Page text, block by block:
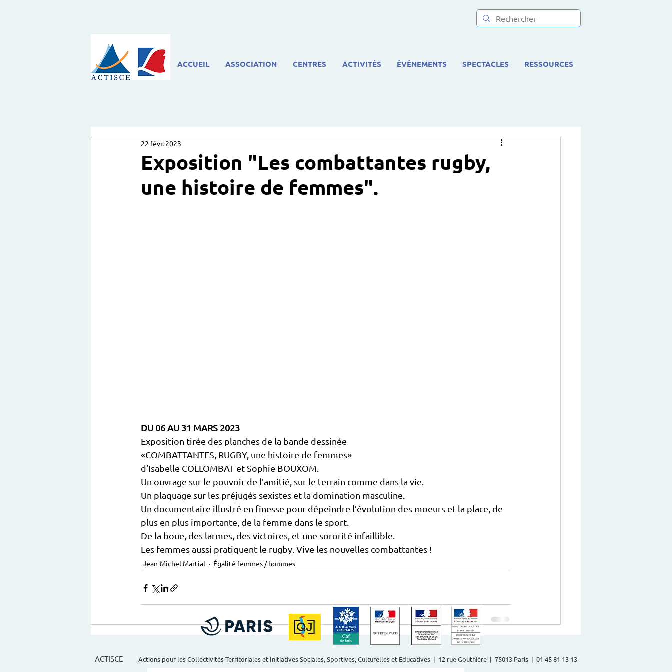
ACCUEIL ASSOCIATION CENTRES ACTIVITÉS ÉVÉNEMENTS SPECTACLES RESSOURCES
Exposition "Les combattantes rugby,
une histoire de femmes".
22 févr. 2023
DU 06 AU 31 MARS 2023
Exposition tirée des planches de la bande dessinée
«COMBATTANTES, RUGBY, une histoire de femmes»
d’Isabelle COLLOMBAT et Sophie BOUXOM.
Un ouvrage sur le pouvoir de l’amitié, sur le terrain comme dans la vie.
Un plaquage sur les préjugés sexistes et la domination masculine.
Un documentaire illustré en finesse pour dépeindre l’évolution des moeurs et la place, de
plus en plus importante, de la femme dans le sport.
De la boue, des larmes, des victoires, et une sororité infaillible.
Les femmes aussi pratiquent le rugby. Vive les nouvelles combattantes !
Jean-Michel Martial Égalité femmes / hommes
ACTISCE Actions pour les Collectivités Territoriales et Initiatives Sociales, Sportives, Culturelles et Educatives | 12 rue Gouthière | 75013 Paris | 01 45 81 13 13